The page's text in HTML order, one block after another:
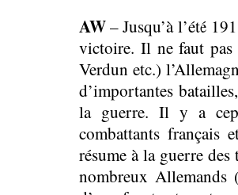
AW– Jusqu’à l’été
victoire. Il ne faut pas
Verdun etc.)
d’importantes
la guerre. Il y a
combattants français
résume à la guerre
nombreux